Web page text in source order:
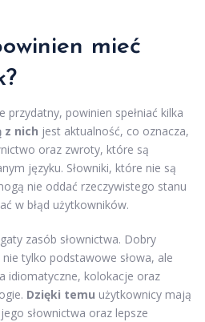
mieć
przydatny, powinien spełniać kilka
z nich jest aktualność, co oznacza,
oraz zwroty, które są
języku. Słowniki, które nie są
nie oddać rzeczywistego stanu
w błąd użytkowników.
zasób słownictwa. Dobry
tylko podstawowe słowa, ale
idiomatyczne, kolokacje oraz
Dzięki temu użytkownicy mają
słownictwa oraz lepsze